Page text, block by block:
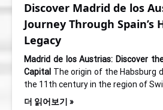
Discover Madrid de los
Journey Through Spain’s
Legacy
Madrid de los Austrias: Discover
Capital The origin of the Habsburg
the 11th century in the region of
더 읽어보기 »